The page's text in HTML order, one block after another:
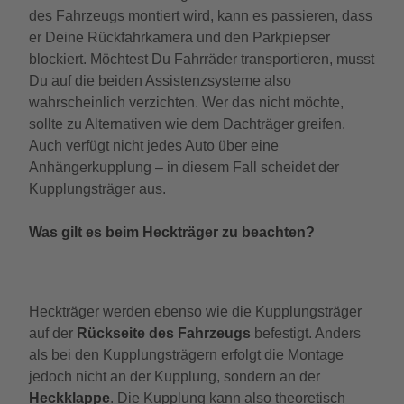
des Fahrzeugs montiert wird, kann es passieren, dass
er Deine Rückfahrkamera und den Parkpiepser
blockiert. Möchtest Du Fahrräder transportieren, musst
Du auf die beiden Assistenzsysteme also
wahrscheinlich verzichten. Wer das nicht möchte,
sollte zu Alternativen wie dem Dachträger greifen.
Auch verfügt nicht jedes Auto über eine
Anhängerkupplung – in diesem Fall scheidet der
Kupplungsträger aus.
Was gilt es beim Heckträger zu beachten?
Heckträger werden ebenso wie die Kupplungsträger
auf der Rückseite des Fahrzeugs befestigt. Anders
als bei den Kupplungsträgern erfolgt die Montage
jedoch nicht an der Kupplung, sondern an der
Heckklappe. Die Kupplung kann also theoretisch